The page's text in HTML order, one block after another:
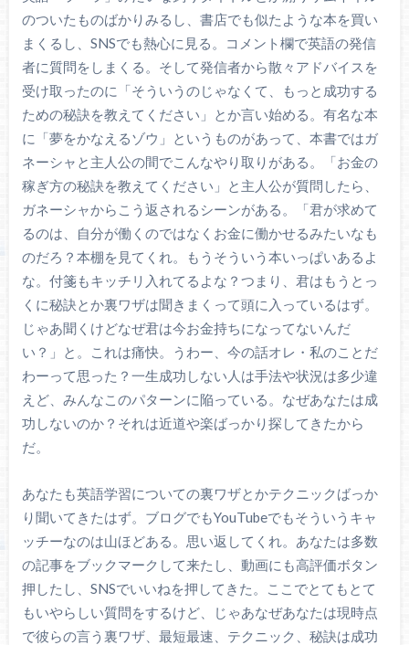
のついたものばかりみるし、書店でも似たような本を買い
まくるし、SNSでも熱心に見る。コメント欄で英語の発信
者に質問をしまくる。そして発信者から散々アドバイスを
受け取ったのに「そういうのじゃなくて、もっと成功する
ための秘訣を教えてください」とか言い始める。有名な本
に「夢をかなえるゾウ」というものがあって、本書ではガ
ネーシャと主人公の間でこんなやり取りがある。「お金の
稼ぎ方の秘訣を教えてください」と主人公が質問したら、
ガネーシャからこう返されるシーンがある。「君が求めて
るのは、自分が働くのではなくお金に働かせるみたいなも
のだろ？本棚を見てくれ。もうそういう本いっぱいあるよ
な。付箋もキッチリ入れてるよな？つまり、君はもうとっ
くに秘訣とか裏ワザは聞きまくって頭に入っているはず。
じゃあ聞くけどなぜ君は今お金持ちになってないんだ
い？」と。これは痛快。うわー、今の話オレ・私のことだ
わーって思った？一生成功しない人は手法や状況は多少違
えど、みんなこのパターンに陥っている。なぜあなたは成
功しないのか？それは近道や楽ばっかり探してきたから
だ。
あなたも英語学習についての裏ワザとかテクニックばっか
り聞いてきたはず。ブログでもYouTubeでもそういうキャ
ッチーなのは山ほどある。思い返してくれ。あなたは多数
の記事をブックマークして来たし、動画にも高評価ボタン
押したし、SNSでいいねを押してきた。ここでとてもとて
もいやらしい質問をするけど、じゃあなぜあなたは現時点
で彼らの言う裏ワザ、最短最速、テクニック、秘訣は成功